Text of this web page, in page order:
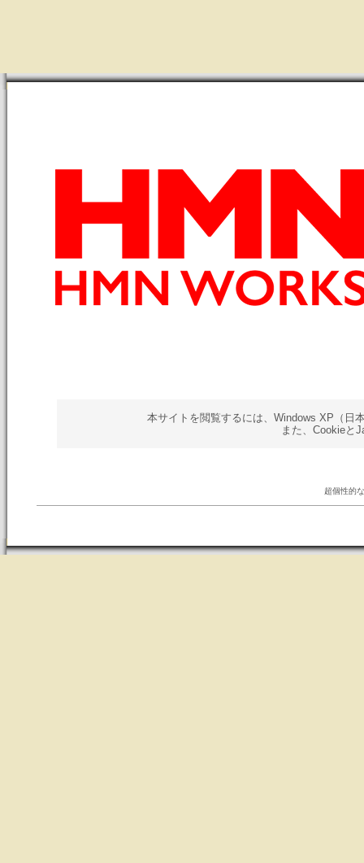
本サイトを閲覧するには、Windows XP（日
また、Cookieと
超個性的